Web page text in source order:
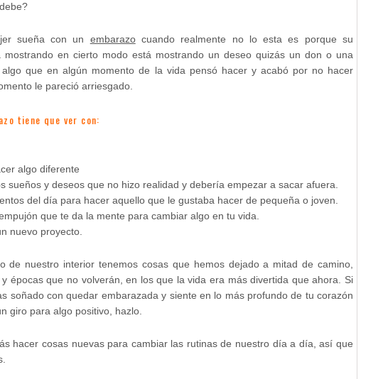
sueña con un embarazocuando realmente no lo esta es porque su
mostrando en cierto modo está mostrando un deseo quizás un don o una
algo que en algún momento de la vida pensó hacer y acabó por no hacer
le pareció arriesgado.
tiene que ver con:
algo diferente
sueños y deseos que no hizo realidad y debería empezar a sacar afuera.
del día para hacer aquello que le gustaba hacer de pequeña o joven.
que te da la mente para cambiar algo en tu vida.
nuevo proyecto.
de nuestro interior tenemos cosas que hemos dejado a mitad de camino,
y épocas que no volverán, en los que la vida era más divertida que ahora. Si
soñado con quedar embarazada y siente en lo más profundo de tu corazón
giro para algo positivo, hazlo.
hacer cosas nuevas para cambiar las rutinas de nuestro día a día, así que